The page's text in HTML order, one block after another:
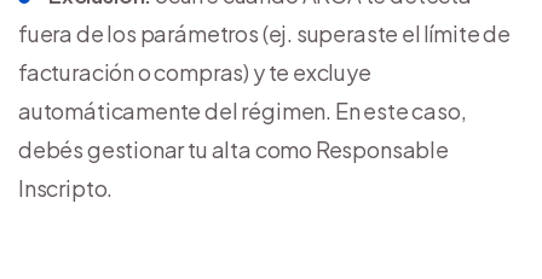
fuera de los parámetros (ej. superaste el límite de
facturación o compras) y te excluye
automáticamente del régimen. En este caso,
debés gestionar tu alta como Responsable
Inscripto.